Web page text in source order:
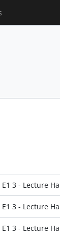
3 - Lecture
3 - Lecture
3 - Lecture